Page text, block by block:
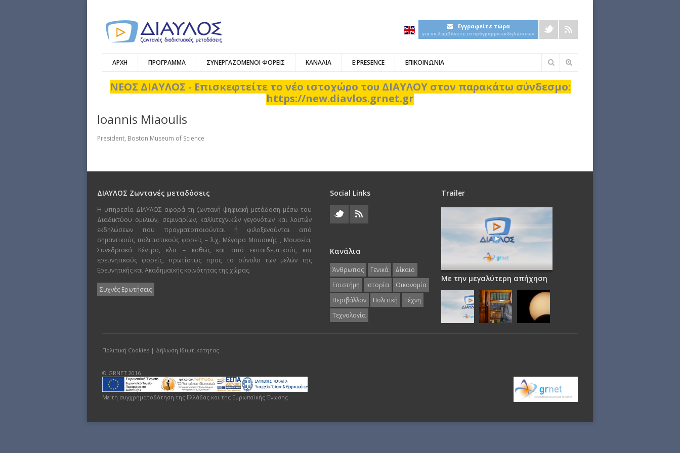
Εγγραφείτε τώρα
για να λαμβάνετε το πρόγραμμα εκδηλώσεων
ΑΡΧΗ ΠΡΟΓΡΑΜΜΑ ΣΥΝΕΡΓΑΖΟΜΕΝΟΙ ΦΟΡΕΙΣ ΚΑΝΑΛΙΑ E:PRESENCE ΕΠΙΚΟΙΝΩΝΙΑ
Φόρμα
αναζήτησης
ΝΕΟΣ ΔΙΑΥΛΟΣ - Επισκεφτείτε το νέο ιστοχώρο του ΔΙΑΥΛΟΥ στον παρακάτω σύνδεσμο:
https://new.diavlos.grnet.gr
Ioannis Miaoulis
President, Boston Museum of Science
ΔΙΑΥΛΟΣ Ζωντανές μεταδόσεις
Η υπηρεσία ΔΙΑΥΛΟΣ αφορά τη ζωντανή ψηφιακή μετάδοση μέσω του
Διαδικτύου ομιλιών, σεμιναρίων, καλλιτεχνικών γεγονότων και λοιπών
εκδηλώσεων που πραγματοποιούνται ή φιλοξενούνται από
σημαντικούς πολιτιστικούς φορείς – λ.χ. Μέγαρα Μουσικής , Μουσεία,
Συνεδριακά Κέντρα, κλπ – καθώς και από εκπαιδευτικούς και
ερευνητικούς φορείς, πρωτίστως προς το σύνολο των μελών της
Ερευνητικής και Ακαδημαϊκής κοινότητας της χώρας.
Συχνές Ερωτήσεις
Social Links
Κανάλια
Άνθρωπος Γενικά
Δίκαιο
Επιστήμη
Ιστορία
Οικονομία
Περιβάλλον
Πολιτική
Τέχνη
Τεχνολογία
Trailer
Με την μεγαλύτερη απήχηση
Πολιτική Cookies | Δήλωση Ιδιωτικότητας
© GRNET 2016
Με τη συγχρηματοδότηση της Ελλάδας και της Ευρωπαϊκής Ένωσης